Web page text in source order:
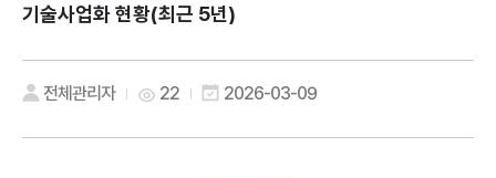
기술사업화 현황(최근 5년)
전체관리자 22 2026-03-09